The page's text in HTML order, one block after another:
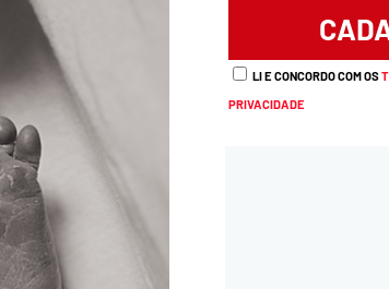
LI E CONCORDO COM OS
PRIVACIDADE